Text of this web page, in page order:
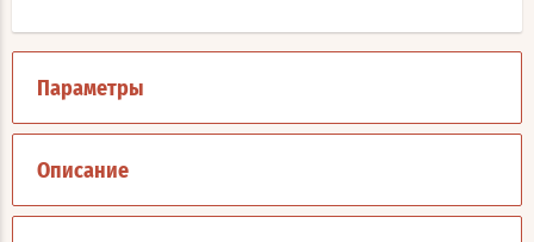
Параметры
Описание